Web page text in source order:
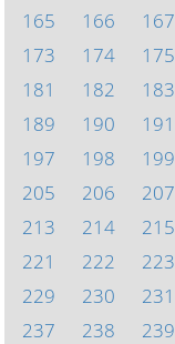
165
166 167
173
174 175
181
182 183
189
190 191
197
198 199
205
206 207
213
214 215
221
222 223
229
230 231
237
238 239